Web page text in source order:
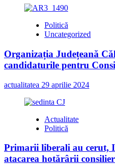
Politică
Uncategorized
Organizația Județeană
candidaturile pentru
actualitatea 29 aprilie 2024
Actualitate
Politică
Primarii liberali au cerut,
atacarea hotărârii